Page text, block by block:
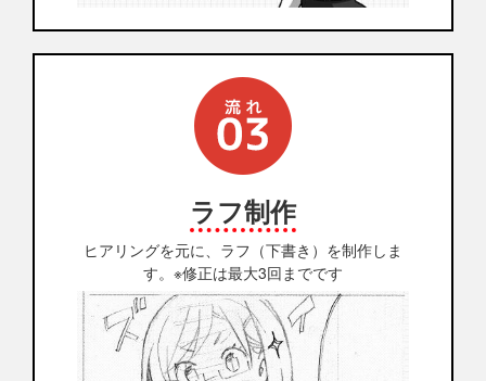
ラフ制作
ヒアリングを元に、ラフ（下書き）を制作しま
す。※修正は最大3回までです